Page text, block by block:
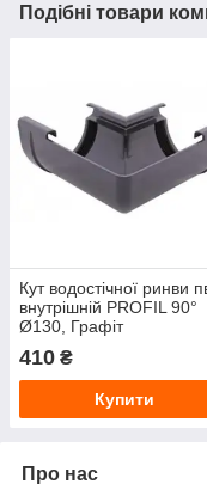
Подібні товари
Кут водостічної ринви
внутрішній PROFIL 90°
Ø130, Графіт
410 ₴
Купити
Про нас